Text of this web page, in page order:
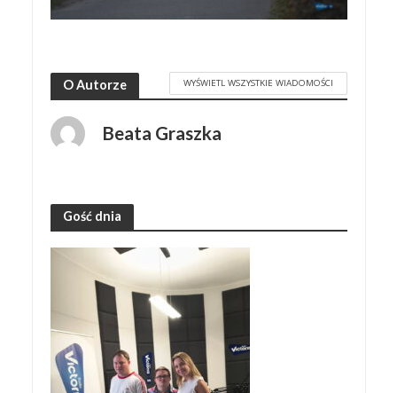
O Autorze WYŚWIETL WSZYSTKIE WIADOMOŚCI
Beata Graszka
Gość dnia